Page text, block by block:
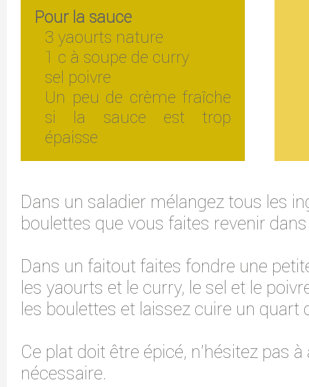
Pour la sauce
3 yaourts nature
1 c à soupe de curry
sel poivre
Un peu de crème fraîche
si la sauce est trop
épaisse
Dans un saladier mélangez tous les
boulettes que vous faites revenir
Dans un faitout faites fondre une
les yaourts et le curry, le sel et le
les boulettes et laissez cuire un quart
Ce plat doit être épicé, n'hésitez pas
nécessaire.